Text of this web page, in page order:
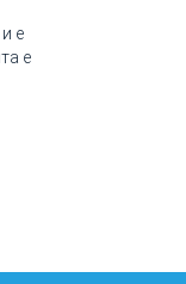
е
е